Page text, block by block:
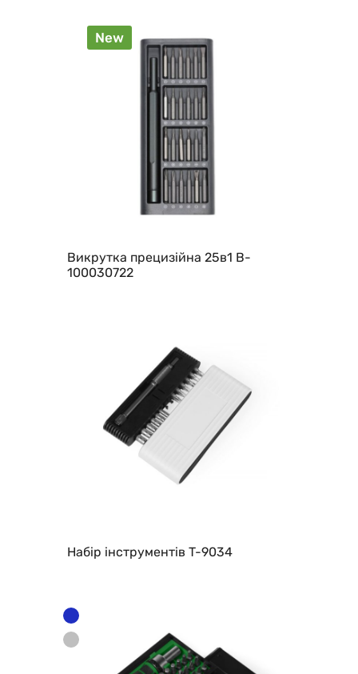
New
Викрутка прецизійна 25в1 B-
100030722
Набір інструментів T-9034